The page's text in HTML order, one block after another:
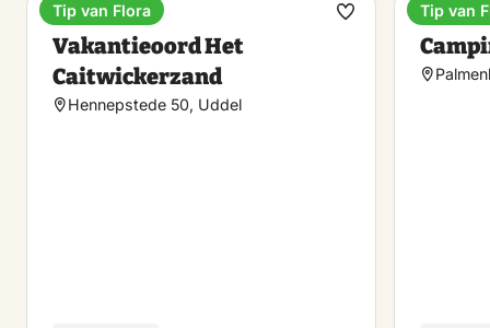
Ferienpark
Vakantieoord Het
Caitwickerzand
Hennepstede 50, Uddel
Tip van Flora
Favorit
Tip van